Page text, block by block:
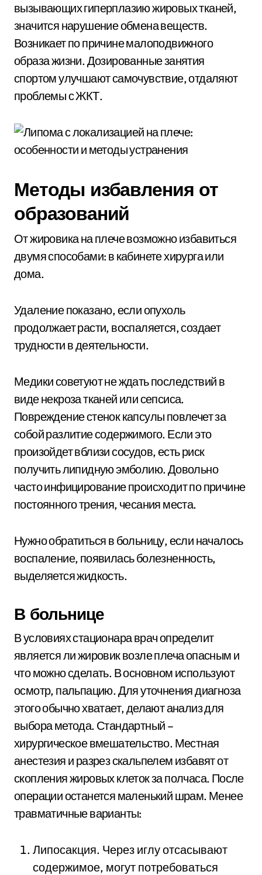
вызывающих гиперплазию жировых тканей,
значится нарушение обмена веществ.
Возникает по причине малоподвижного
образа жизни. Дозированные занятия
спортом улучшают самочувствие, отдаляют
проблемы с ЖКТ.
Методы избавления от
образований
От жировика на плече возможно избавиться
двумя способами: в кабинете хирурга или
дома.
Удаление показано, если опухоль
продолжает расти, воспаляется, создает
трудности в деятельности.
Медики советуют не ждать последствий в
виде некроза тканей или сепсиса.
Повреждение стенок капсулы повлечет за
собой разлитие содержимого. Если это
произойдет вблизи сосудов, есть риск
получить липидную эмболию. Довольно
часто инфицирование происходит по причине
постоянного трения, чесания места.
Нужно обратиться в больницу, если началось
воспаление, появилась болезненность,
выделяется жидкость.
В больнице
В условиях стационара врач определит
является ли жировик возле плеча опасным и
что можно сделать. В основном используют
осмотр, пальпацию. Для уточнения диагноза
этого обычно хватает, делают анализ для
выбора метода. Стандартный –
хирургическое вмешательство. Местная
анестезия и разрез скальпелем избавят от
скопления жировых клеток за полчаса. После
операции останется маленький шрам. Менее
травматичные варианты:
Липосакция. Через иглу отсасывают
содержимое, могут потребоваться